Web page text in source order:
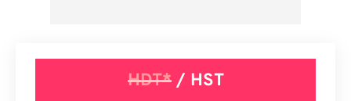
HDT*/ HST